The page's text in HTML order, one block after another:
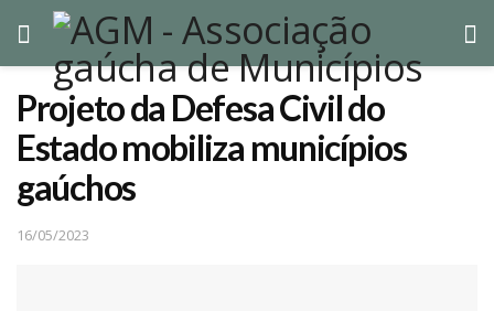
Projeto da Defesa Civil do
Estado mobiliza municípios
gaúchos
16/05/2023